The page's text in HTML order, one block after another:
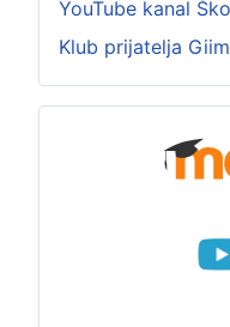
YouTube kanal
Klub prijatelja